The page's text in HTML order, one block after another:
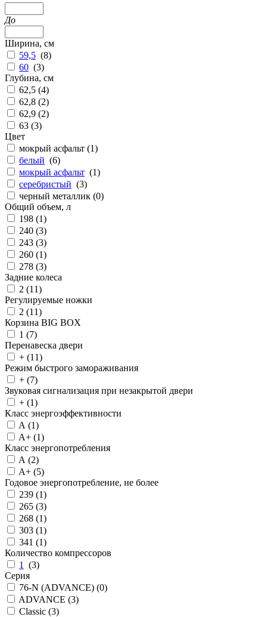
До
Ширина, см
59,5 (8)
60 (3)
Глубина, см
62,5 (4)
62,8 (2)
62,9 (2)
63 (3)
Цвет
мокрый асфальт (1)
белый (6)
мокрый асфальт (1)
серебристый (3)
черный металлик (0)
Общий объем, л
198 (1)
240 (3)
243 (3)
260 (1)
278 (3)
Задние колеса
2 (11)
Регулируемые ножки
2 (11)
Корзина BIG BOX
1 (7)
Перенавеска двери
+ (11)
Режим быстрого замораживания
+ (7)
Звуковая сигнализация при незакрытой двери
+ (1)
Класс энергоэффективности
A (1)
A+ (1)
Класс энергопотребления
A (2)
A+ (5)
Годовое энергопотребление, не более
239 (1)
265 (3)
268 (1)
303 (1)
341 (1)
Количество компрессоров
1
(3)
Серия
76-N (ADVANCE) (0)
ADVANCE (3)
Classic (3)